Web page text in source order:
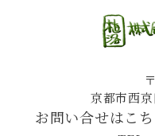
京都市西
お問い合せはこ